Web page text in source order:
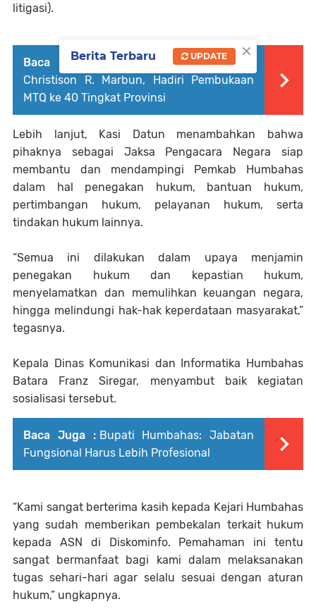
litigasi).
Baca Juga : Sekda Kab.Humbahas
Christison R. Marbun, Hadiri Pembukaan
MTQ ke 40 Tingkat Provinsi
Lebih lanjut, Kasi Datun menambahkan bahwa
pihaknya sebagai Jaksa Pengacara Negara siap
membantu dan mendampingi Pemkab Humbahas
dalam hal penegakan hukum, bantuan hukum,
pertimbangan hukum, pelayanan hukum, serta
tindakan hukum lainnya.
“Semua ini dilakukan dalam upaya menjamin
penegakan hukum dan kepastian hukum,
menyelamatkan dan memulihkan keuangan negara,
hingga melindungi hak-hak keperdataan masyarakat,”
tegasnya.
Kepala Dinas Komunikasi dan Informatika Humbahas
Batara Franz Siregar, menyambut baik kegiatan
sosialisasi tersebut.
Baca Juga : Bupati Humbahas: Jabatan
Fungsional Harus Lebih Profesional
“Kami sangat berterima kasih kepada Kejari Humbahas
yang sudah memberikan pembekalan terkait hukum
kepada ASN di Diskominfo. Pemahaman ini tentu
sangat bermanfaat bagi kami dalam melaksanakan
tugas sehari-hari agar selalu sesuai dengan aturan
hukum,” ungkapnya.
×
Berita Terbaru UPDATE